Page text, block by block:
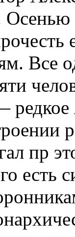
пр
есть